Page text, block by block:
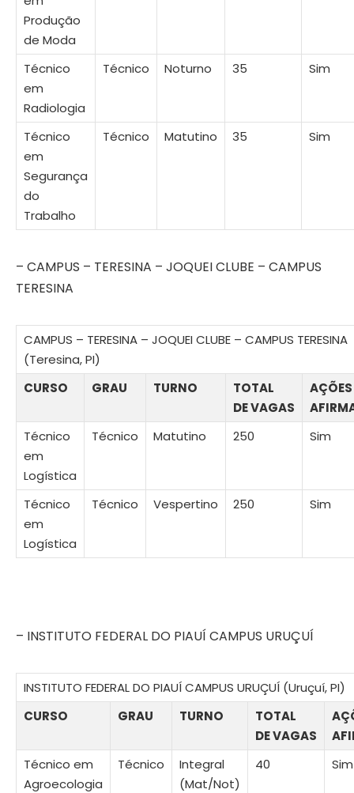
Produção
de Moda
Técnico
em
Radiologia
Técnico Noturno 35 Sim
Técnico
em
Segurança
do
Trabalho
Técnico Matutino 35 Sim
– CAMPUS – TERESINA – JOQUEI CLUBE – CAMPUS
TERESINA
CAMPUS – TERESINA – JOQUEI CLUBE – CAMPUS TERESINA
(Teresina, PI)
CURSO
GRAU TURNO
TOTAL
DE VAGAS
AÇÕES
Técnico
em
Logística
Técnico Matutino 250 Sim
Técnico
em
Logística
Técnico Vespertino 250 Sim
– INSTITUTO FEDERAL DO PIAUÍ CAMPUS URUÇUÍ
INSTITUTO FEDERAL DO PIAUÍ CAMPUS URUÇUÍ (Uruçuí, PI)
CURSO
GRAU TURNO
TOTAL
DE VAGAS
Técnico em
Agroecologia
Técnico
Integral
(Mat/Not)
40 Sim